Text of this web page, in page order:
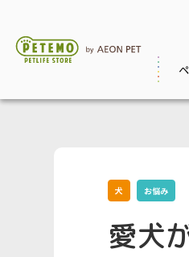
犬 お悩み
愛犬